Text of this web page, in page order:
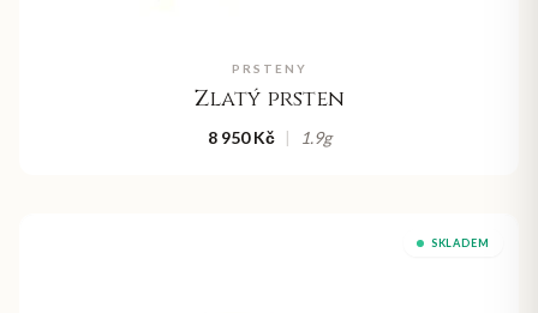
PRSTENY
Zlatý prsten
8 950 Kč | 1.9g
SKLADEM